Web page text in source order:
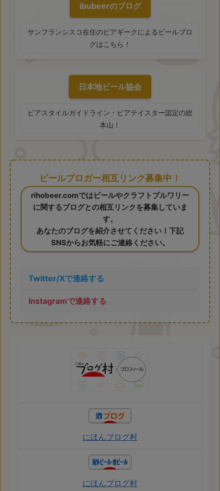
ibubeerのブログ
サンフランシスコ在住のビアギークによるビールブロ
グはこちら！
日本地ビール協会
ビアスタイルガイドライン・ビアテイスター認定の総
本山！
ビールブロガー相互リンク募集中！
rihobeer.comではビールやクラフトブルワリー
に関するブログとの相互リンクを募集していま
す。
あなたのブログを紹介させてください！下記
SNSからお気軽にご連絡ください。
Twitter/Xで連絡する
Instagramで連絡する
にほんブログ村
にほんブログ村